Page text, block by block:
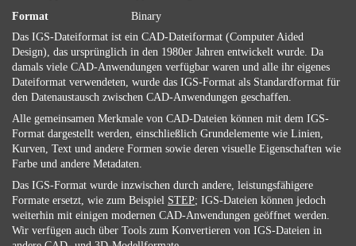
Format
Binary
Das IGS-Dateiformat ist ein CAD-Dateiformat (Computer Aided
Design), das ursprünglich in den 1980er Jahren entwickelt wurde. Da
damals viele CAD-Anwendungen verfügbar waren und alle ihr eigenes
Dateiformat verwendeten, wurde das IGS-Format als Standardformat für
den Datenaustausch zwischen CAD-Anwendungen geschaffen.
Alle gemeinsamen Merkmale von CAD-Dateien können mit dem IGS-
Format dargestellt werden, einschließlich Grundelemente wie Linien,
Kurven, Text und andere Formen sowie deren visuelle Eigenschaften wie
Farbe und andere Metadaten.
Das IGS-Format wurde inzwischen durch andere, leistungsfähigere
Formate ersetzt, wie zum Beispiel STEP; IGS-Dateien können jedoch
weiterhin mit einigen modernen CAD-Anwendungen geöffnet werden.
Wir verfügen auch über Tools zum Konvertieren von IGS-Dateien in